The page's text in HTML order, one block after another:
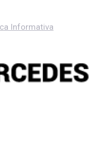
Informativa